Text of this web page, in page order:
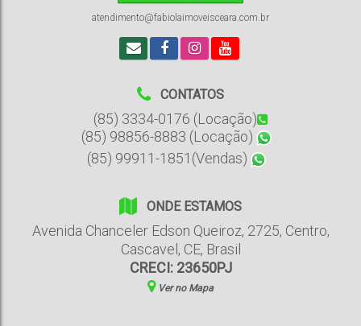
atendimento@fabiolaimoveisceara.com.br
CONTATOS
(85) 3334-0176 (Locação)
(85) 98856-8883 (Locação)
(85) 99911-1851(Vendas)
ONDE ESTAMOS
Avenida Chanceler Edson Queiroz, 2725, Centro,
Cascavel , CE, Brasil
CRECI: 23650PJ
Ver no Mapa